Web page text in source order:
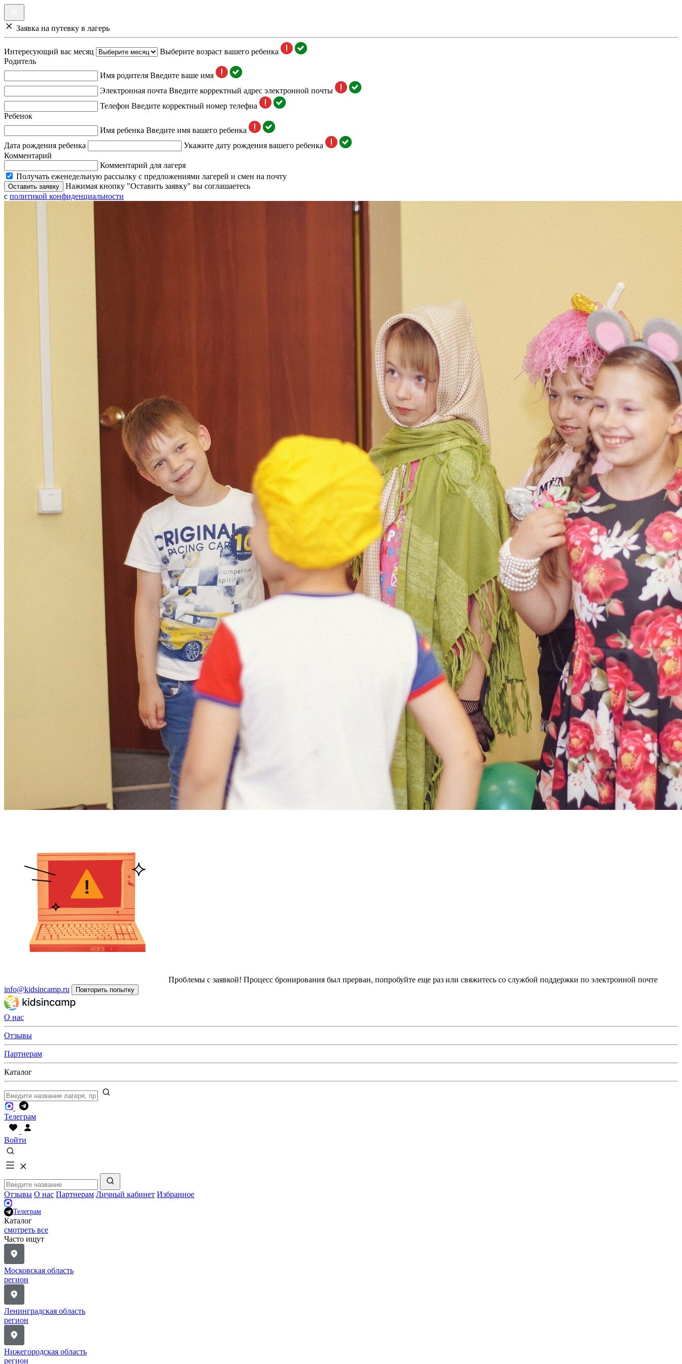
Заявка на путевку в лагерь
Интересующий вас месяц
Выберите возраст вашего ребенка
Родитель
Имя родителя Введите ваше имя
Электронная почта Введите корректный адрес электронной почты
Телефон Введите корректный номер телефна
Ребенок
Имя ребенка Введите имя вашего ребенка
Дата рождения ребенка
Укажите дату рождения вашего ребенка
Комментарий
Комментарий для лагеря
Получать еженедельную рассылку с предложениями лагерей и смен на почту
Оставить заявку
Нажимая кнопку "Оставить заявку" вы соглашаетесь
с политикой конфиденциальности
Проблемы с заявкой! Процесс бронирования был прерван, попробуйте еще раз или свяжитесь со службой поддержки по электронной почте
info@kidsincamp.ru
Повторить попытку
О нас
Отзывы
Партнерам
Каталог
Телеграм
Войти
Отзывы О нас Партнерам Личный кабинет Избранное
Телеграм
Каталог
смотреть все
Часто ищут
Московская область
регион
Ленинградская область
регион
Нижегородская область
регион